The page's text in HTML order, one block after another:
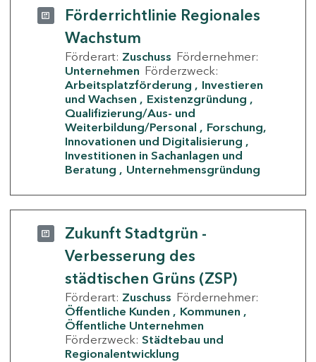
Förderrichtlinie Regionales
Wachstum
Förderart: Zuschuss Fördernehmer:
Unternehmen Förderzweck:
Arbeitsplatzförderung
Investieren
und Wachsen
Existenzgründung
Qualifizierung/Aus- und
Weiterbildung/Personal
Forschung,
Innovationen und Digitalisierung
Investitionen in Sachanlagen und
Beratung
Unternehmensgründung
Zukunft Stadtgrün -
Verbesserung des
städtischen Grüns (ZSP)
Förderart: Zuschuss Fördernehmer:
Öffentliche Kunden
Kommunen
Öffentliche Unternehmen
Förderzweck: Städtebau und
Regionalentwicklung